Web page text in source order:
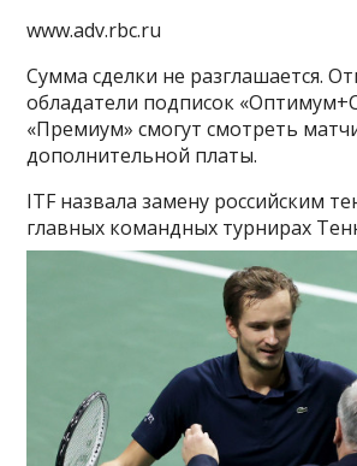
www.adv.rbc.ru
Сумма сделки не разглашается.
обладатели подписок
«Премиум» смогут смотреть
дополнительной платы.
ITF назвала замену российским
главных командных турнирах